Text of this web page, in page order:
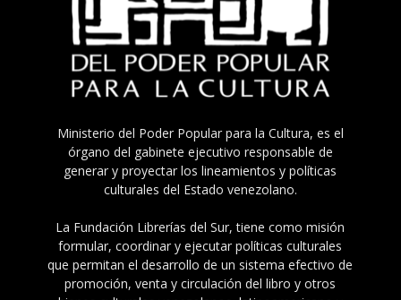
Ministerio del Poder Popular para la Cultura, es el
órgano del gabinete ejecutivo responsable de
generar y proyectar los lineamientos y políticas
culturales del Estado venezolano.
La Fundación Librerías del Sur, tiene como misión
formular, coordinar y ejecutar políticas culturales
que permitan el desarrollo de un sistema efectivo de
promoción, venta y circulación del libro y otros